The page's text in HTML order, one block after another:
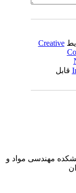
Creative
مهندسی مواد و